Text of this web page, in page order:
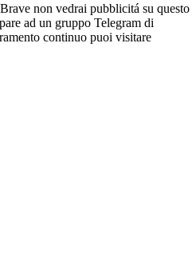
non vedrai pubblicitá su questo
ad un gruppo Telegram di
continuo puoi visitare